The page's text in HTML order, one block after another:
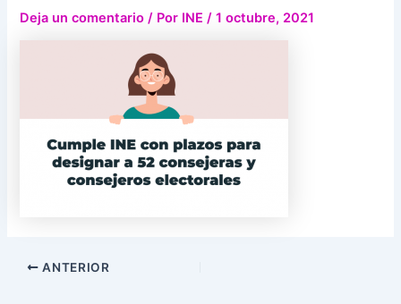
Deja un comentario / Por INE/1 octubre, 2021
ANTERIOR